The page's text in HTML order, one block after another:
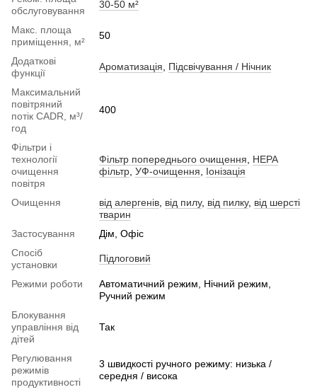
обслуговування
30-50 м²
Макс. площа
приміщення, м²
50
Додаткові
функції
Ароматизація, Підсвічування / Нічник
Максимальний
повітряний
потік CADR, м³/
год
400
Фільтри і
технології
очищення
повітря
Фільтр попереднього очищення, HEPA
фільтр, УФ-очищення, Іонізація
Очищення від алергенів, від пилу, від пилку, від шерсті
тварин
Застосування
Дім, Офіс
Спосіб
установки
Підлоговий
Режими роботи
Автоматичний режим, Нічний режим,
Ручний режим
Блокування
управління від
дітей
Так
Регулювання
режимів
продуктивності
3 швидкості ручного режиму: низька /
середня / висока